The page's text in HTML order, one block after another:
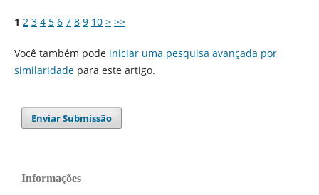
1 2 3 4 5 6 7 8 9 10 > >>
Você também pode iniciar uma pesquisa avançada por
similaridadepara este artigo.
Enviar Submissão
Informações